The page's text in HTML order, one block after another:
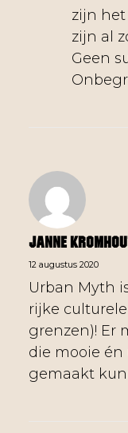
zijn het
zijn al
Geen
Janne
12 augustus 2020
Urban Myth
rijke
grenzen)! Er
die mooie
gemaakt